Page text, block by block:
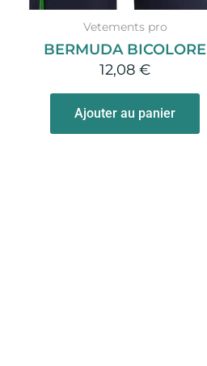
Vetements pro
BERMUDA BICOLORE
12,08 €
Ajouter au panier